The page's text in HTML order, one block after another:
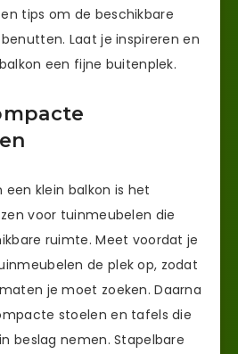
tips om de beschikbare
Laat je inspireren en
een fijne buitenplek.
klein balkon is het
voor tuinmeubelen die
ruimte. Meet voordat je
de plek op, zodat
je moet zoeken. Daarna
stoelen en tafels die
beslag nemen. Stapelbare